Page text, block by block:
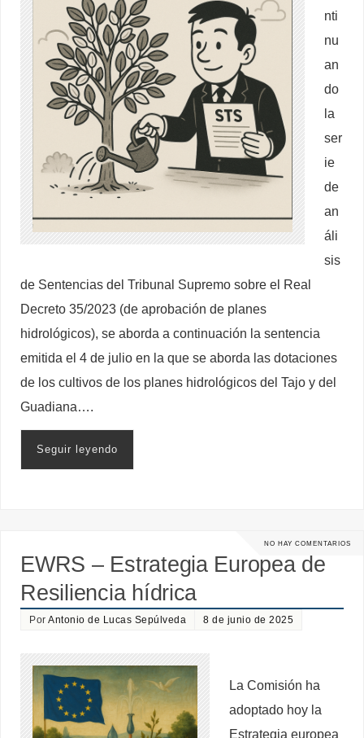
nti
nu
an
do
la
ser
ie
de
an
áli
sis
de Sentencias del Tribunal Supremo sobre el Real
Decreto 35/2023 (de aprobación de planes
hidrológicos), se aborda a continuación la sentencia
emitida el 4 de julio en la que se aborda las dotaciones
de los cultivos de los planes hidrológicos del Tajo y del
Guadiana….
Seguir leyendo
NO HAY COMENTARIOS
EWRS – Estrategia Europea de
Resiliencia hídrica
PorAntonio de Lucas Sepúlveda 8 de junio de 2025
La Comisión ha
adoptado hoy la
Estrategia europea